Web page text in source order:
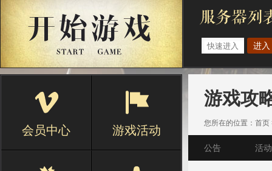
进入
会员中心 游戏活动
游戏攻
您所在的位置： 首页
公告 活动